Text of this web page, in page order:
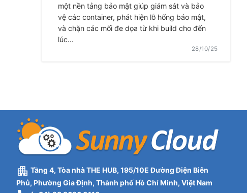
một nền tảng bảo mật giúp giám sát và bảo
vệ các container, phát hiện lỗ hổng bảo mật,
và chặn các mối đe dọa từ khi build cho đến
lúc...
28/10/25
Tầng 4, Tòa nhà THE HUB, 195/10E Đường Điện Biên
Phủ, Phường Gia Định, Thành phố Hồ Chí Minh, Việt Nam